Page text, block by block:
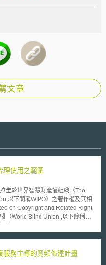
文章
理使用之範圍
於世界智慧財產權組織（The
以下簡稱WIPO）之著作權及其相
on Copyright and Related Right,
（World Blind Union ,以下簡稱
護之資訊」國際性公約，內容為提
合理使用範圍。 SCCR的
務主導的寬頻佈建計畫